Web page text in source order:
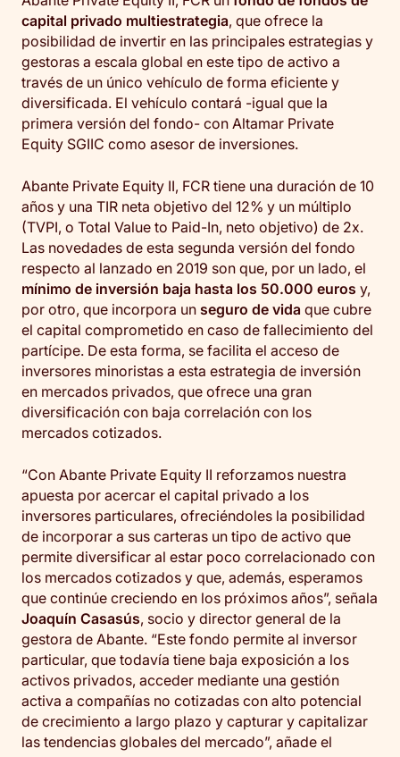
capital privado multiestrategia, que ofrece la
posibilidad de invertir en las principales estrategias y
gestoras a escala global en este tipo de activo a
través de un único vehículo de forma eficiente y
diversificada. El vehículo contará -igual que la
primera versión del fondo- con Altamar Private
Equity SGIIC como asesor de inversiones.
Abante Private Equity II, FCR tiene una duración de 10
años y una TIR neta objetivo del 12% y un múltiplo
(TVPI, o Total Value to Paid-In, neto objetivo) de 2x.
Las novedades de esta segunda versión del fondo
respecto al lanzado en 2019 son que, por un lado, el
mínimo de inversión baja hasta los 50.000 euros y,
por otro, que incorpora un seguro de vida que cubre
el capital comprometido en caso de fallecimiento del
partícipe. De esta forma, se facilita el acceso de
inversores minoristas a esta estrategia de inversión
en mercados privados, que ofrece una gran
diversificación con baja correlación con los
mercados cotizados.
“Con Abante Private Equity II reforzamos nuestra
apuesta por acercar el capital privado a los
inversores particulares, ofreciéndoles la posibilidad
de incorporar a sus carteras un tipo de activo que
permite diversificar al estar poco correlacionado con
los mercados cotizados y que, además, esperamos
que continúe creciendo en los próximos años”, señala
Joaquín Casasús, socio y director general de la
gestora de Abante. “Este fondo permite al inversor
particular, que todavía tiene baja exposición a los
activos privados, acceder mediante una gestión
activa a compañías no cotizadas con alto potencial
de crecimiento a largo plazo y capturar y capitalizar
las tendencias globales del mercado”, añade el